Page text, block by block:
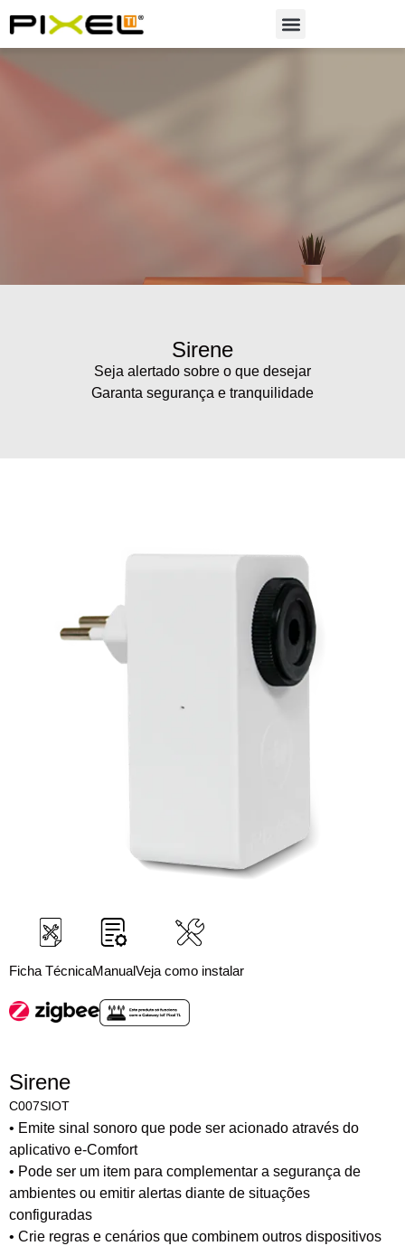
Sirene
Seja alertado sobre o que desejar
Garanta segurança e tranquilidade
Ficha TécnicaManualVeja como instalar
Sirene
C007SIOT
• Emite sinal sonoro que pode ser acionado através do
aplicativo e-Comfort
• Pode ser um item para complementar a segurança de
ambientes ou emitir alertas diante de situações
configuradas
• Crie regras e cenários que combinem outros dispositivos